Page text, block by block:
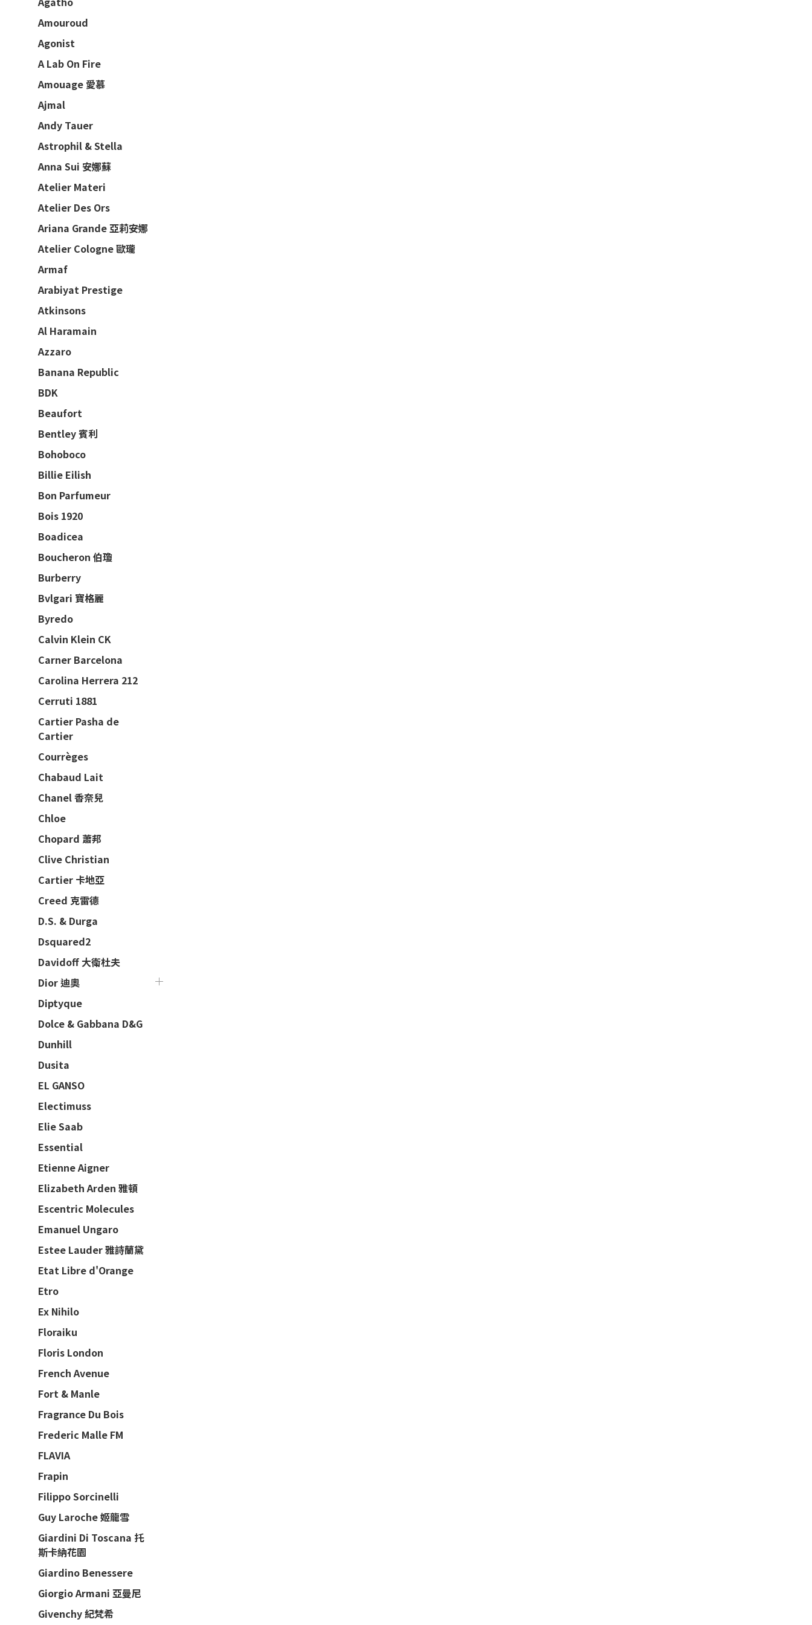
Amouroud
Agonist
A Lab On Fire
Amouage 愛慕
Ajmal
Andy Tauer
Astrophil & Stella
Anna Sui 安娜蘇
Atelier Materi
Atelier Des Ors
Ariana Grande 亞莉安娜
Atelier Cologne 歐瓏
Armaf
Arabiyat Prestige
Atkinsons
Al Haramain
Azzaro
Banana Republic
BDK
Beaufort
Bentley 賓利
Bohoboco
Billie Eilish
Bon Parfumeur
Bois 1920
Boadicea
Boucheron 伯瓊
Burberry
Bvlgari 寶格麗
Byredo
Calvin Klein CK
Carner Barcelona
Carolina Herrera 212
Cerruti 1881
Cartier Pasha de
Cartier
Courrèges
Chabaud Lait
Chanel 香奈兒
Chloe
Chopard 蕭邦
Clive Christian
Cartier 卡地亞
Creed 克雷德
D.S. & Durga
Dsquared2
Davidoff 大衛杜夫
Dior 迪奧
Diptyque
Dolce & Gabbana D&G
Dunhill
Dusita
EL GANSO
Electimuss
Elie Saab
Essential
Etienne Aigner
Elizabeth Arden 雅頓
Escentric Molecules
Emanuel Ungaro
Estee Lauder 雅詩蘭黛
Etat Libre d'Orange
Etro
Ex Nihilo
Floraiku
Floris London
French Avenue
Fort & Manle
Fragrance Du Bois
Frederic Malle FM
FLAVIA
Frapin
Filippo Sorcinelli
Guy Laroche 姬龍雪
Giardini Di Toscana 托
斯卡納花園
Giardino Benessere
Giorgio Armani 亞曼尼
Givenchy 紀梵希